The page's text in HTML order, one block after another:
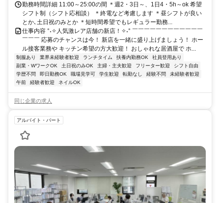
オープン♪
勤務時間詳細 11:00～25:00の間 ＊週2・3日～、1日4・5h～ok 希望
シフト制（シフト応相談） ＊終電など考慮します ＊昼シフトが良い
とか､土日祝のみとか ＊短時間希望でもレギュラー勤務...
仕事内容 °˖✧人気激レア店舗の新店！✧˖° ￣￣￣￣￣￣￣￣￣￣￣￣
￣￣￣ 応募のチャンスは今！ 新店を一緒に盛り上げましょう！ ホー
ル接客業務や キッチン希望の方大歓迎！ おしゃれな居酒屋で ホ...
制服あり 業界未経験者歓迎 ランチタイム 扶養内勤務OK
社員登用あり
副業・WワークOK
土日祝のみOK 主婦・主夫歓迎 フリーター歓迎
シフト自由
学歴不問
即日勤務OK 職場見学可 学生歓迎 転勤なし 経験不問
未経験者歓迎
午前
経験者歓迎 ネイルOK
同じ企業の求人
アルバイト・パート